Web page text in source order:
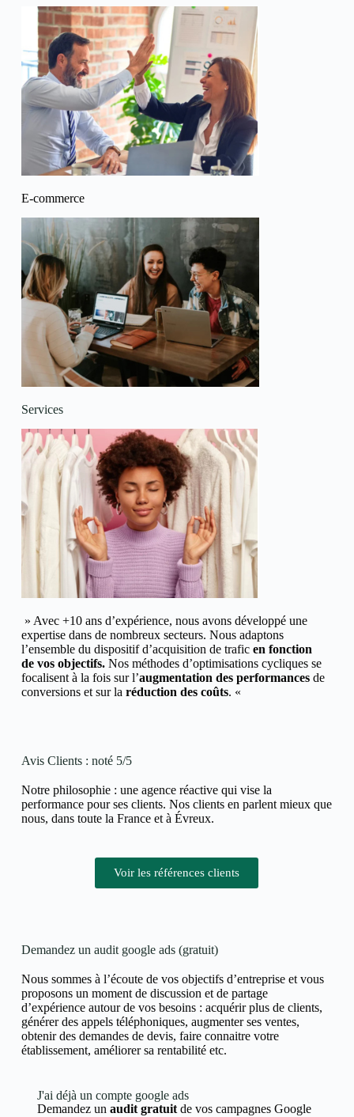
E-commerce
Services
» Avec +10 ans d’expérience, nous avons développé une
expertise dans de nombreux secteurs. Nous adaptons
l’ensemble du dispositif d’acquisition de trafic en fonction
de vos objectifs.Nos méthodes d’optimisations cycliques se
focalisent à la fois sur l’augmentation des performancesde
conversions et sur la réduction des coûts. «
Avis Clients : noté 5/5
Notre philosophie : une agence réactive qui vise la
performance pour ses clients. Nos clients en parlent mieux que
nous, dans toute la France et à Évreux.
Voir les références clients
Demandez un audit google ads (gratuit)
Nous sommes à l’écoute de vos objectifs d’entreprise et vous
proposons un moment de discussion et de partage
d’expérience autour de vos besoins : acquérir plus de clients,
générer des appels téléphoniques, augmenter ses ventes,
obtenir des demandes de devis, faire connaitre votre
établissement, améliorer sa rentabilité etc.
J'ai déjà un compte google ads
Demandez un audit gratuitde vos campagnes Google